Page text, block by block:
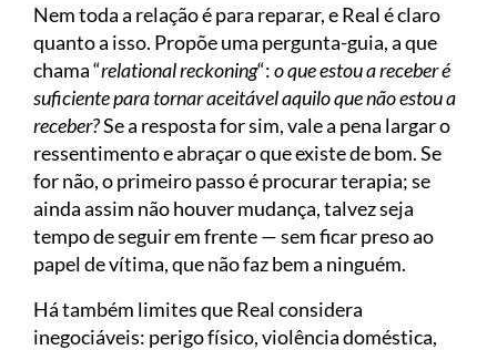
Nem toda a relação é para reparar, e Real é claro
quanto a isso. Propõe uma pergunta-guia, a que
chama “relational reckoning“:o que estou a receber é
suficiente para tornar aceitável aquilo que não estou a
receber?Se a resposta for sim, vale a pena largar o
ressentimento e abraçar o que existe de bom. Se
for não, o primeiro passo é procurar terapia; se
ainda assim não houver mudança, talvez seja
tempo de seguir em frente — sem ficar preso ao
papel de vítima, que não faz bem a ninguém.
Há também limites que Real considera
inegociáveis: perigo físico, violência doméstica,